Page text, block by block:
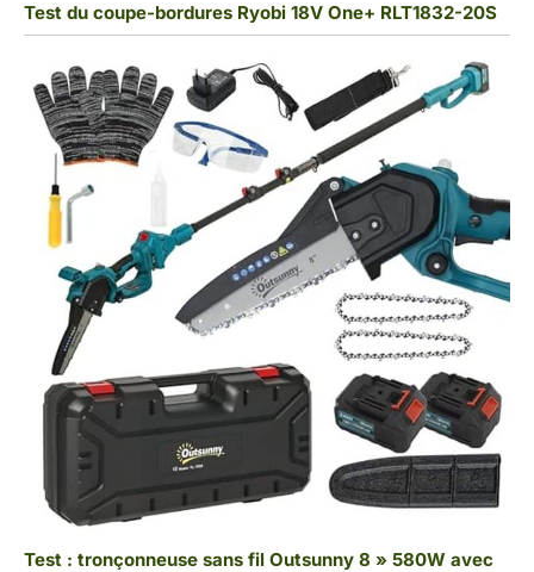
Test du coupe-bordures Ryobi 18V One+ RLT1832-20S
Test : tronçonneuse sans fil Outsunny 8 » 580W avec